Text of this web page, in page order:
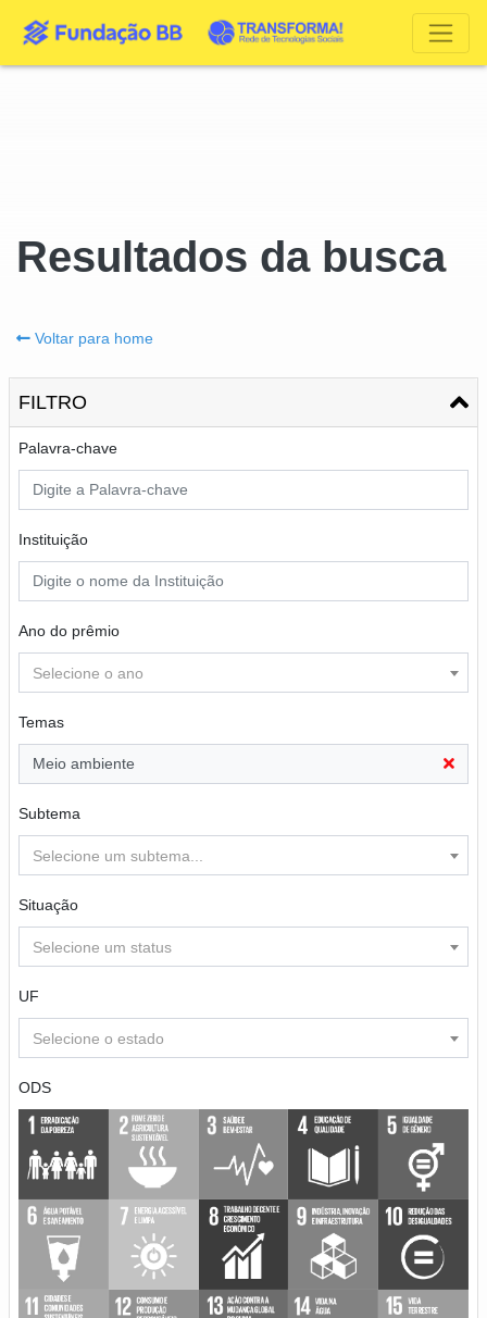
Resultados da busca
Voltar para home
FILTRO
Palavra-chave
Instituição
Ano do prêmio
Selecione o ano
Temas
Meio ambiente
Subtema
Selecione um subtema...
Situação
Selecione um status
UF
Selecione o estado
ODS